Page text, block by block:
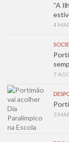
“A
4
7
3